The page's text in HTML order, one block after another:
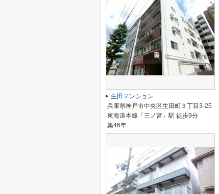
生田マンション
兵庫県神戸市中央区生田町３丁目3-25
東海道本線「三ノ宮」駅 徒歩9分
築46年